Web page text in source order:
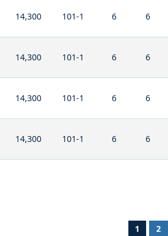
14,300 101-1 6 6
14,300 101-1 6 6
14,300 101-1 6 6
14,300 101-1 6 6
1 2